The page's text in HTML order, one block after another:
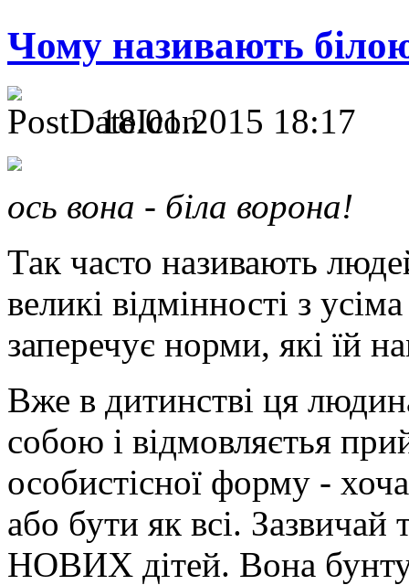
Чому називають
18.01.2015 18:17
ось вона - біла ворона!
Так часто називають
великі відмінності з
заперечує норми, які їй
Вже в дитинстві ця
собою і відмовляєтья
особистісної форму -
або бути як всі. Зазвичай
НОВИХ дітей. Вона